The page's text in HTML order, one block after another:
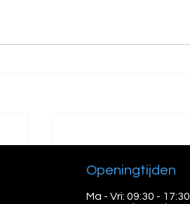
Openingtijden
Ma - Vri: 09:30 - 17:30